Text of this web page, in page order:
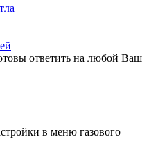
ответить на любой Ваш
в меню газового